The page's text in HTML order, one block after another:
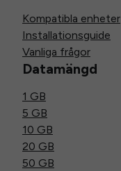
Kompatibla enheter
Installationsguide
Vanliga frågor
Datamängd
1 GB
5 GB
10 GB
20 GB
50 GB